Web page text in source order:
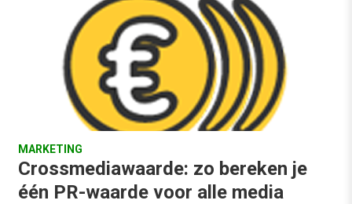
MARKETING
Crossmediawaarde: zo bereken je
één PR-waarde voor alle media